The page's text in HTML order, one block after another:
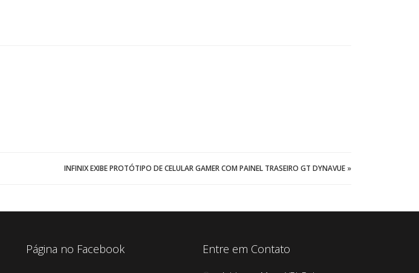
INFINIX EXIBE PROTÓTIPO DE CELULAR GAMER COM PAINEL TRASEIRO GT DYNAVUE »
Página no Facebook Entre em Contato